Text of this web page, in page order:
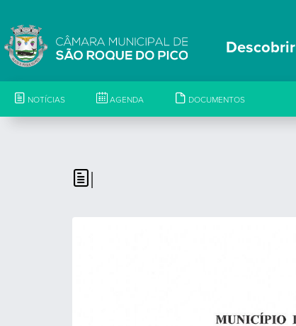
Descobrir
NOTÍCIAS AGENDA DOCUMENTOS